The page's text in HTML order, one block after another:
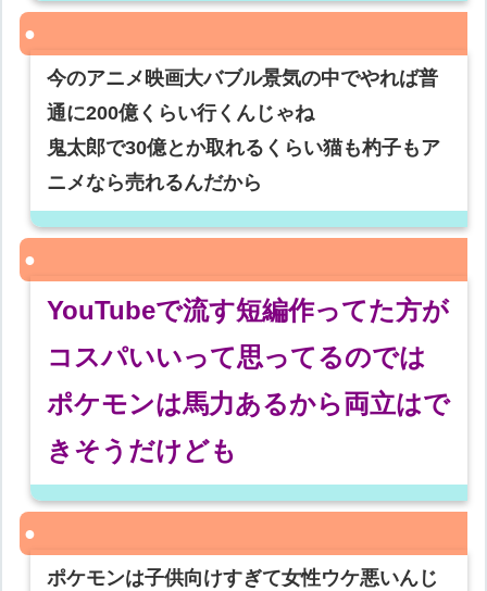
今のアニメ映画大バブル景気の中でやれば普
通に200億くらい行くんじゃね
鬼太郎で30億とか取れるくらい猫も杓子もア
ニメなら売れるんだから
YouTubeで流す短編作ってた方が
コスパいいって思ってるのでは
ポケモンは馬力あるから両立はで
きそうだけども
ポケモンは子供向けすぎて女性ウケ悪いんじ